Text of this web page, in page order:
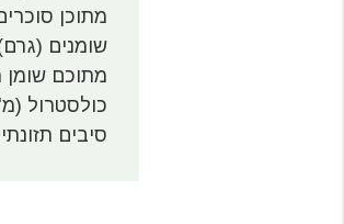
מתוכן סוכרים
שומנים (גרם)
מתוכם שומן
כולסטרול
סיבים